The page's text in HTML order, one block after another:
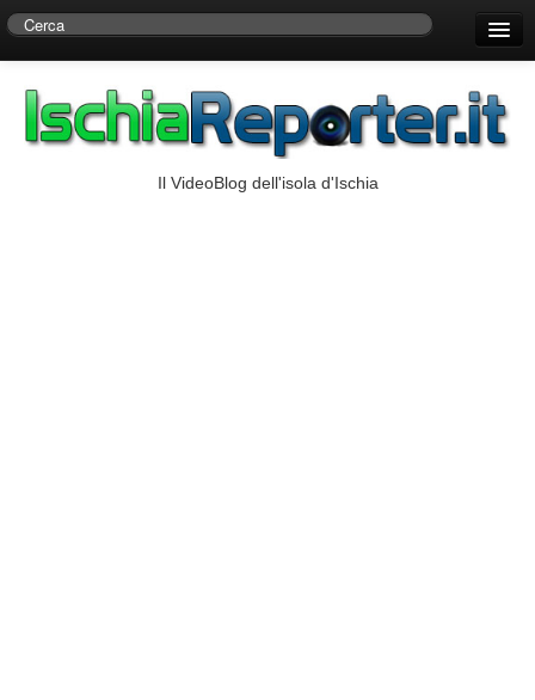
Centro di Ricerche Storiche D’Ambra
Il VideoBlog dell'isola d'Ischia